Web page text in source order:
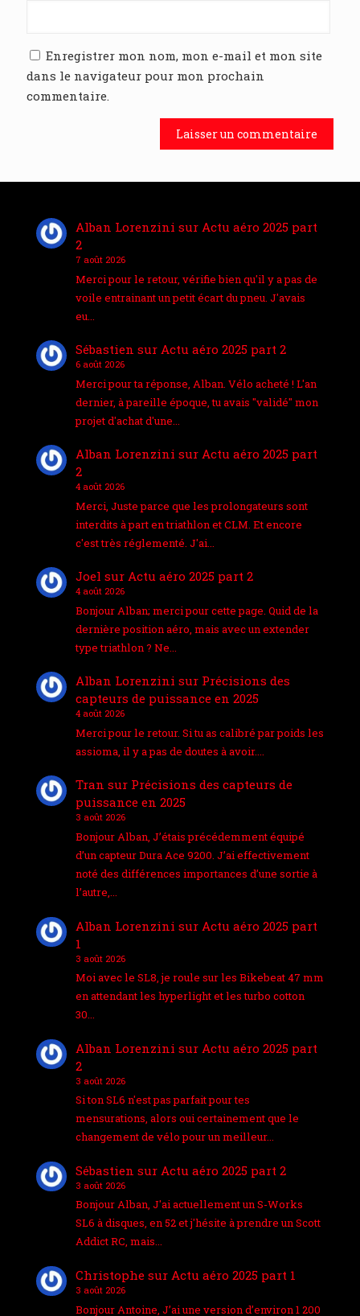
Enregistrer mon nom, mon e-mail et mon site
dans le navigateur pour mon prochain
commentaire.
Alban Lorenzini sur Actu aéro 2025 part
2
7 août 2026
Merci pour le retour, vérifie bien qu'il y a pas de
voile entrainant un petit écart du pneu. J'avais
eu…
Sébastien sur Actu aéro 2025 part 2
6 août 2026
Merci pour ta réponse, Alban. Vélo acheté ! L'an
dernier, à pareille époque, tu avais "validé" mon
projet d'achat d'une…
Alban Lorenzini sur Actu aéro 2025 part
2
4 août 2026
Merci, Juste parce que les prolongateurs sont
interdits à part en triathlon et CLM. Et encore
c'est très réglementé. J'ai…
Joel sur Actu aéro 2025 part 2
4 août 2026
Bonjour Alban; merci pour cette page. Quid de la
dernière position aéro, mais avec un extender
type triathlon ? Ne…
Alban Lorenzini sur Précisions des
capteurs de puissance en 2025
4 août 2026
Merci pour le retour. Si tu as calibré par poids les
assioma, il y a pas de doutes à avoir.…
Tran sur Précisions des capteurs de
puissance en 2025
3 août 2026
Bonjour Alban, J’étais précédemment équipé
d’un capteur Dura Ace 9200. J’ai effectivement
noté des différences importances d’une sortie à
l’autre,…
Alban Lorenzini sur Actu aéro 2025 part
1
3 août 2026
Moi avec le SL8, je roule sur les Bikebeat 47 mm
en attendant les hyperlight et les turbo cotton
30…
Alban Lorenzini sur Actu aéro 2025 part
2
3 août 2026
Si ton SL6 n'est pas parfait pour tes
mensurations, alors oui certainement que le
changement de vélo pour un meilleur…
Sébastien sur Actu aéro 2025 part 2
3 août 2026
Bonjour Alban, J'ai actuellement un S-Works
SL6 à disques, en 52 et j'hésite à prendre un Scott
Addict RC, mais…
Christophesur Actu aéro 2025 part 1
3 août 2026
Bonjour Antoine, J’ai une version d’environ 1 200